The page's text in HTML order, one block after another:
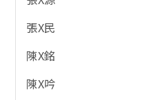
張X民
陳X銘
陳X吟